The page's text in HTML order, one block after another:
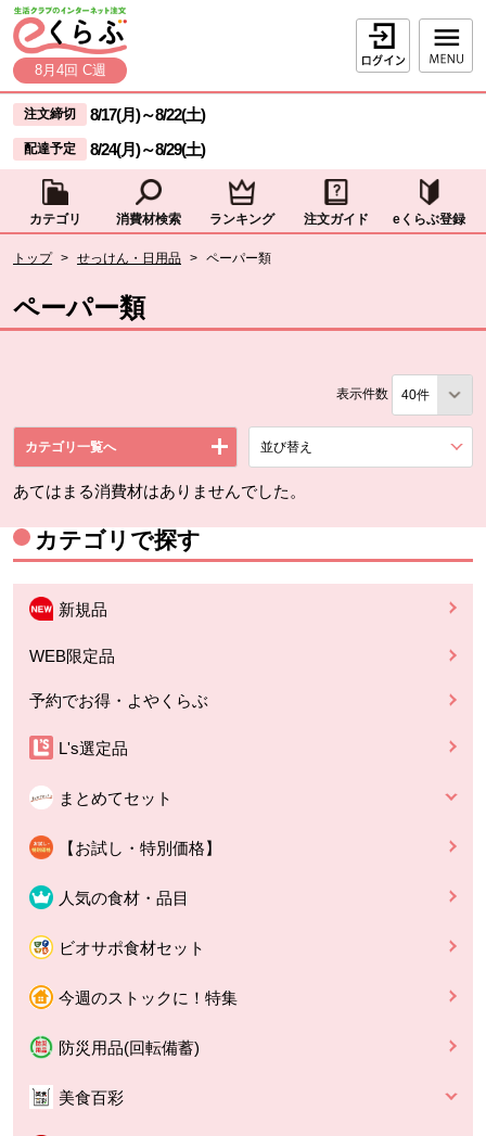
ページの先頭です。
本文へジャンプする。
8月4回 C週
ログイン
ここからサイト内共通メニューです。
サイト内共通メニューをスキップする
注文締切 8/17(月)～8/22(土)
配達予定 8/24(月)～8/29(土)
カテゴリ 消費材検索 ランキング 注文ガイド eくらぶ登録
トップ > せっけん・日用品 > ペーパー類
ペーパー類
表示件数
カテゴリ一覧へ 並び替え
あてはまる消費材はありませんでした。
カテゴリで探す
新規品
WEB限定品
予約でお得・よやくらぶ
L's選定品
まとめてセット
【お試し・特別価格】
人気の食材・品目
ビオサポ食材セット
今週のストックに！特集
防災用品(回転備蓄)
美食百彩